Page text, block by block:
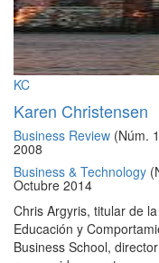
KC
Karen Christensen
Business Review (Núm.
2008
Business & Technology
Octubre 2014
Chris Argyris, titular de
Educación y
Business School,